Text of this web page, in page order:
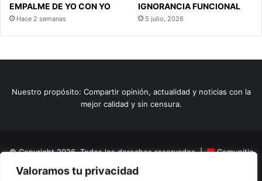
Valoramos tu privacidad
EMPALME DE YO CON YO
Hace 2 semanas
IGNORANCIA FUNCIONAL
5 julio, 2026
Nuestro propósito: Compartir opinión, actualidad y noticias con la
mejor calidad y sin censura.
© Copyright 2026, Todos los derechos reservados |
Comunitic
SAS BICNit 901228106